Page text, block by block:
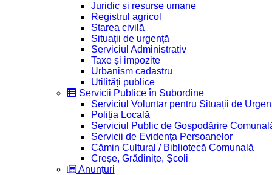
Juridic si resurse umane
Registrul agricol
Starea civilă
Situații de urgență
Serviciul Administrativ
Taxe și impozite
Urbanism cadastru
Utilități publice
Servicii Publice în Subordine
Serviciul Voluntar pentru Situații de
Poliția Locală
Serviciul Public de Gospodărire
Servicii de Evidența Persoanelor
Cămin Cultural / Bibliotecă Comunală
Creșe, Grădinițe, Școli
Anunțuri